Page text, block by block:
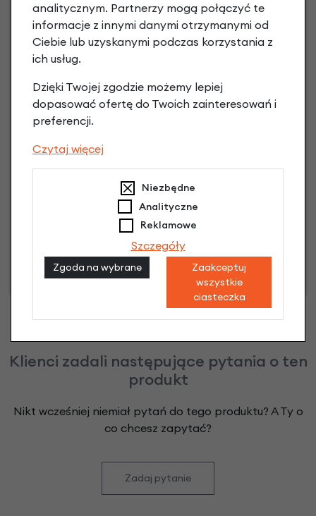
Raty 0%
Raty do 60 miesięcy
Niniejsza propozycja nie stanowi oferty w rozumieniu art.
66 Kodeksu Cywilnego. Ostateczna decyzja o warunkach
i przyznaniu kredytu zostanie podjęta po ocenie
zdolności kredytowej.
Klienci zadali następujące pytania o ten
produkt
Nikt wcześniej niemiał pytań do tego produktu? A Ty o
co chcesz zapytać?
Zadaj pytanie
analitycznym. Partnerzy mogą połączyć te
informacje z innymi danymi otrzymanymi od
Ciebie lub uzyskanymi podczas korzystania z
ich usług.
Dzięki Twojej zgodzie możemy lepiej
dopasować ofertę do Twoich zainteresowań i
preferencji.
Czytaj więcej
Niezbędne
Analityczne
Reklamowe
Szczegóły
Zgoda na wybrane
Zaakceptuj
wszystkie
ciasteczka